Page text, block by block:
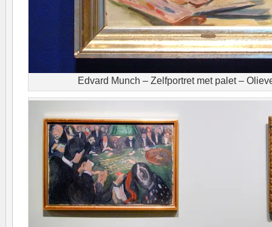
Edvard Munch – Zelfportret met palet –